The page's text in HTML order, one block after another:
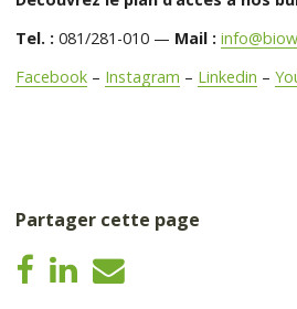
Tel. : 081/281-010 — Mail :
Facebook – Instagram – Linkedin –
Partager cette page